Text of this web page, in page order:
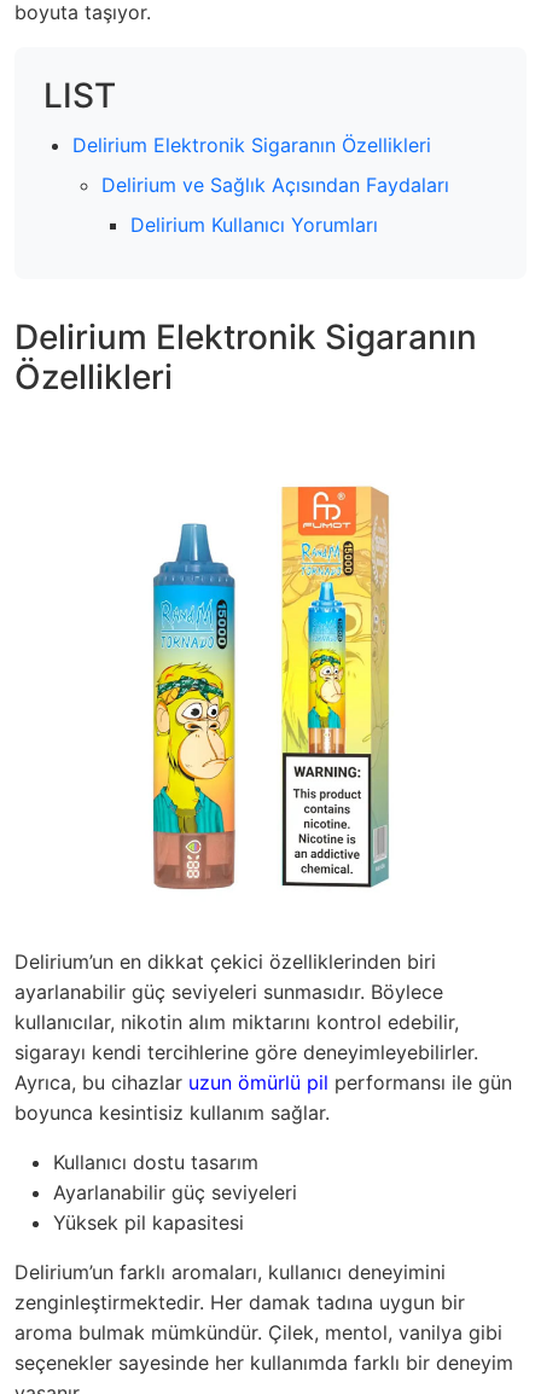
boyuta taşıyor.
LIST
Delirium Elektronik Sigaranın Özellikleri
Delirium ve Sağlık Açısından Faydaları
Delirium Kullanıcı Yorumları
Delirium Elektronik Sigaranın
Özellikleri
Delirium’un en dikkat çekici özelliklerinden biri
ayarlanabilir güç seviyeleri sunmasıdır. Böylece
kullanıcılar, nikotin alım miktarını kontrol edebilir,
sigarayı kendi tercihlerine göre deneyimleyebilirler.
Ayrıca, bu cihazlar uzun ömürlü pil performansı ile gün
boyunca kesintisiz kullanım sağlar.
Kullanıcı dostu tasarım
Ayarlanabilir güç seviyeleri
Yüksek pil kapasitesi
Delirium’un farklı aromaları, kullanıcı deneyimini
zenginleştirmektedir. Her damak tadına uygun bir
aroma bulmak mümkündür. Çilek, mentol, vanilya gibi
seçenekler sayesinde her kullanımda farklı bir deneyim